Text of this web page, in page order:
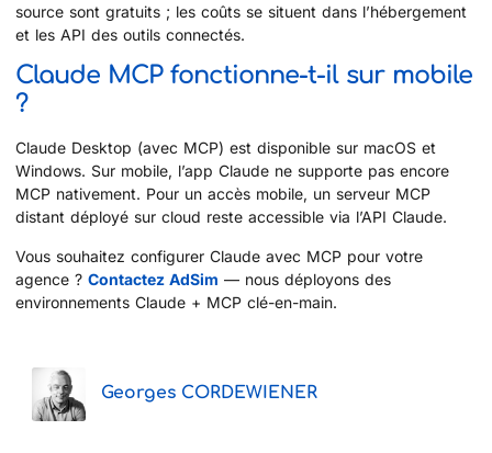
source sont gratuits ; les coûts se situent dans l’hébergement
et les API des outils connectés.
Claude MCP fonctionne-t-il sur mobile
?
Claude Desktop (avec MCP) est disponible sur macOS et
Windows. Sur mobile, l’app Claude ne supporte pas encore
MCP nativement. Pour un accès mobile, un serveur MCP
distant déployé sur cloud reste accessible via l’API Claude.
Vous souhaitez configurer Claude avec MCP pour votre
agence ? Contactez AdSim — nous déployons des
environnements Claude + MCP clé-en-main.
Georges CORDEWIENER